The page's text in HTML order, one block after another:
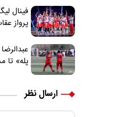
فینال
پرواز
پله» تا
ارسال نظر